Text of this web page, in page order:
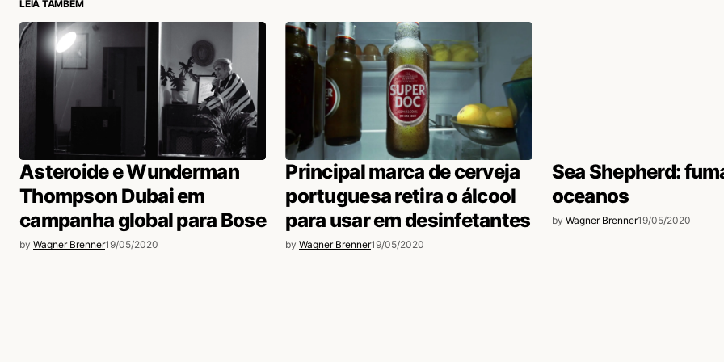
LEIA TAMBÉM
Asteroide e Wunderman
Thompson Dubai em
campanha global para Bose
by Wagner Brenner19/05/2020
Principal marca de cerveja
portuguesa retira o álcool
para usar em desinfetantes
by Wagner Brenner19/05/2020
Sea Shepherd:
oceanos
by Wagner Brenner19/05/2020